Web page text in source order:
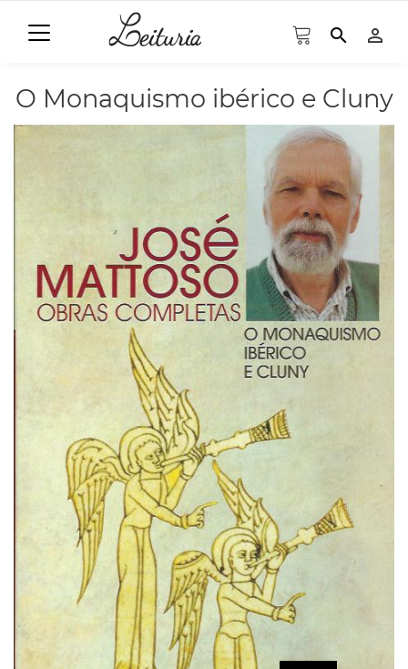
search person_outline
O Monaquismo ibérico e Cluny